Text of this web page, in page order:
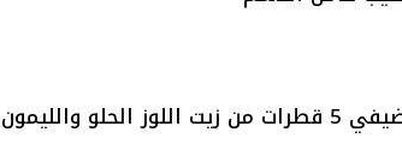
اخلطي الطحينة وماء الورد معًا وأضيفي 5 قطرات من زيت اللوز الحلو والليمون